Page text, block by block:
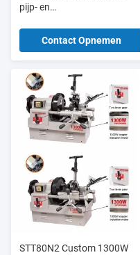
pijp- en
en M33
Contact Opnemen
STT80N2 Custom 1300W